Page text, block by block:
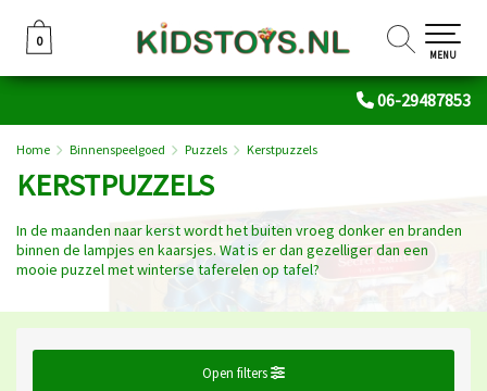
06-29487853
0
0
MENU
Home Binnenspeelgoed Puzzels Kerstpuzzels
KERSTPUZZELS
In de maanden naar kerst wordt het buiten vroeg donker en branden
binnen de lampjes en kaarsjes. Wat is er dan gezelliger dan een
mooie puzzel met winterse taferelen op tafel?
Open filters